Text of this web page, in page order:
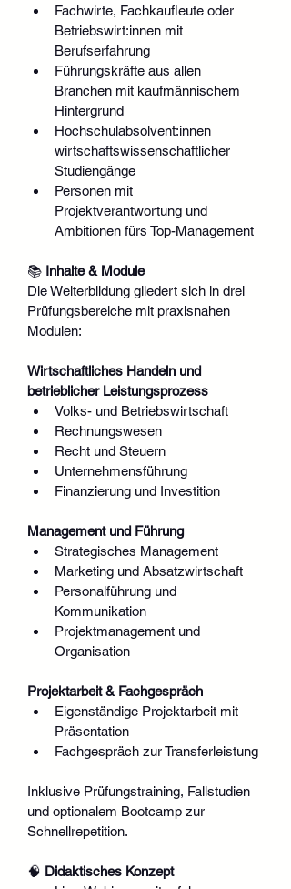
Fachwirte, Fachkaufleute oder
Betriebswirt:innen mit
Berufserfahrung
Führungskräfte aus allen
Branchen mit kaufmännischem
Hintergrund
Hochschulabsolvent:innen
wirtschaftswissenschaftlicher
Studiengänge
Personen mit
Projektverantwortung und
Ambitionen fürs Top-Management
📚 Inhalte & Module
Die Weiterbildung gliedert sich in drei
Prüfungsbereiche mit praxisnahen
Modulen:
Wirtschaftliches Handeln und
betrieblicher Leistungsprozess
Volks- und Betriebswirtschaft
Rechnungswesen
Recht und Steuern
Unternehmensführung
Finanzierung und Investition
Management und Führung
Strategisches Management
Marketing und Absatzwirtschaft
Personalführung und
Kommunikation
Projektmanagement und
Organisation
Projektarbeit & Fachgespräch
Eigenständige Projektarbeit mit
Präsentation
Fachgespräch zur Transferleistung
Inklusive Prüfungstraining, Fallstudien
und optionalem Bootcamp zur
Schnellrepetition.
🧠 Didaktisches Konzept